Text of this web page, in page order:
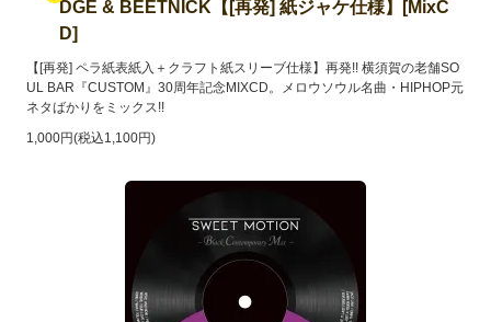
DGE & BEETNICK【[再発] 紙ジャケ仕様】[MixC
D]
【[再発] ペラ紙表紙入＋クラフト紙スリーブ仕様】再発!! 横須賀の老舗SO
UL BAR『CUSTOM』30周年記念MIXCD。メロウソウル名曲・HIPHOP元
ネタばかりをミックス!!
1,000円(税込1,100円)